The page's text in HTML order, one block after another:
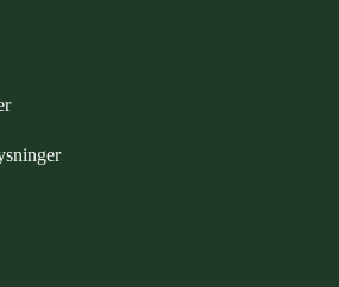
GROOMING & STALD
MUSTAD